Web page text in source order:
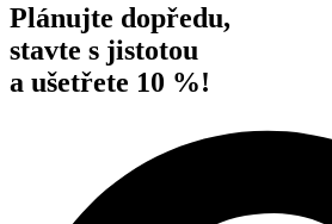
Plánujte dopředu,
stavte s jistotou
a ušetřete 10 %!